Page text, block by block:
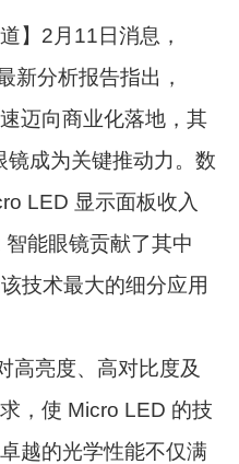
2月11日消息，
新分析报告指出，
迈向商业化落地，其
成为关键推动力。数
LED 显示面板收入
能眼镜贡献了其中
技术最大的细分应用
亮度、高对比度及
，使 Micro LED 的技
越的光学性能不仅满